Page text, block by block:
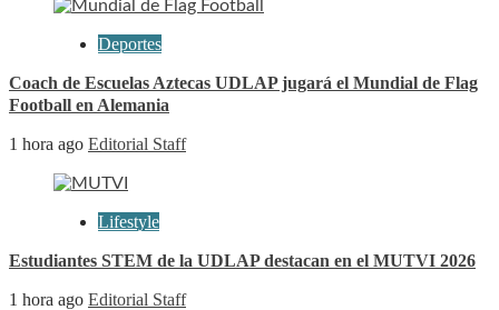
Deportes
Coach de Escuelas Aztecas UDLAP jugará el Mundial de Flag
Football en Alemania
1 hora ago Editorial Staff
Lifestyle
Estudiantes STEM de la UDLAP destacan en el MUTVI 2026
1 hora ago Editorial Staff